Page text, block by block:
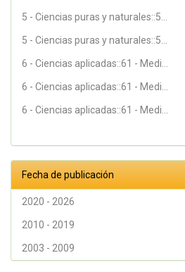
5 - Ciencias puras y naturales::5...
5 - Ciencias puras y naturales::5...
6 - Ciencias aplicadas::61 - Medi...
6 - Ciencias aplicadas::61 - Medi...
6 - Ciencias aplicadas::61 - Medi...
Fecha de publicación
2020 - 2026
2010 - 2019
2003 - 2009